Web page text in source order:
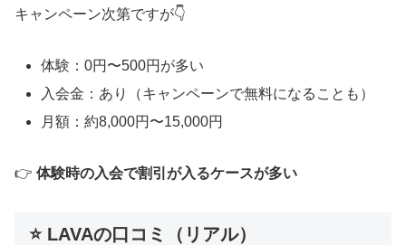
キャンペーン次第ですが👇
体験：0円〜500円が多い
入会金：あり（キャンペーンで無料になることも）
月額：約8,000円〜15,000円
👉 体験時の入会で割引が入るケースが多い
⭐ LAVAの口コミ（リアル）